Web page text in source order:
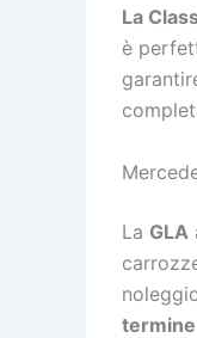
La
è
La GLA